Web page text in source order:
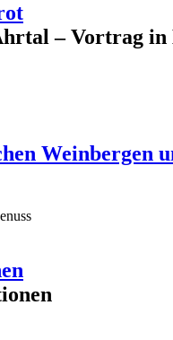
– Vortrag
Weinbergen